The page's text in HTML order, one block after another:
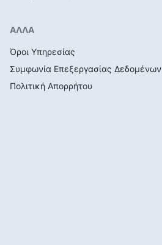
ΑΛΛΑ
Όροι Υπηρεσίας
Συμφωνία Επεξεργασίας Δεδομένων
Πολιτική Απορρήτου